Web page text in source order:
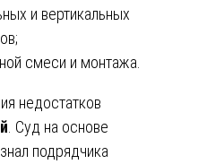
и вертикальных
смеси и монтажа.
недостатков
. Суд на основе
подрядчика